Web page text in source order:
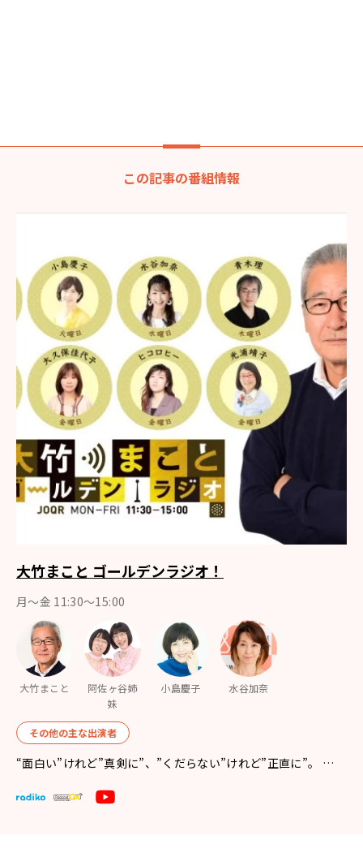
この記事の番組情報
大竹まこと ゴールデンラジオ！
月〜金 11:30～15:00
大竹まこと
阿佐ヶ谷姉
妹
小島慶子 水谷加奈
その他の主な出演者
“面白い”けれど”真剣に”、”くだらない”けれど”正直に”。 …